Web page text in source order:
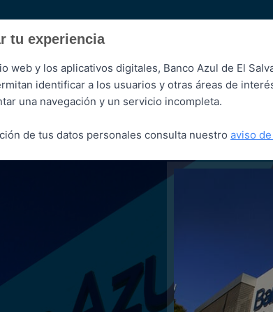
Azul Digital
tu experiencia
web y los aplicativos digitales, Banco Azul de El
identificar a los usuarios y otras áreas de
una navegación y un servicio incompleta.
de tus datos personales consulta nuestro aviso